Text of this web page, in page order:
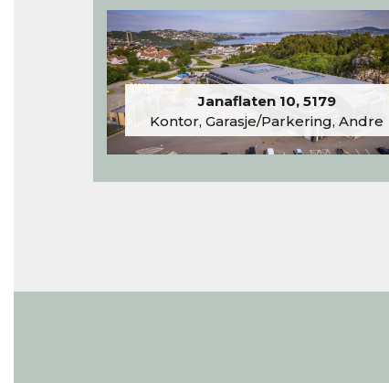
Janaflaten 10, 5179
Kontor, Garasje/Parkering, Andre